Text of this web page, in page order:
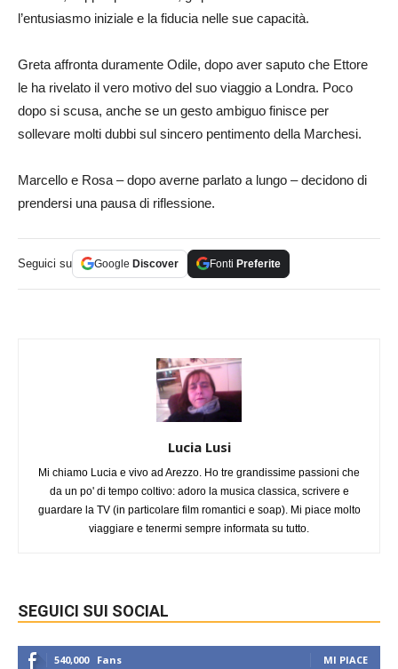
l’entusiasmo iniziale e la fiducia nelle sue capacità.
Greta affronta duramente Odile, dopo aver saputo che Ettore
le ha rivelato il vero motivo del suo viaggio a Londra. Poco
dopo si scusa, anche se un gesto ambiguo finisce per
sollevare molti dubbi sul sincero pentimento della Marchesi.
Marcello e Rosa – dopo averne parlato a lungo – decidono di
prendersi una pausa di riflessione.
Seguici su Google Discover Fonti Preferite
Lucia Lusi
Mi chiamo Lucia e vivo ad Arezzo. Ho tre grandissime passioni che
da un po' di tempo coltivo: adoro la musica classica, scrivere e
guardare la TV (in particolare film romantici e soap). Mi piace molto
viaggiare e tenermi sempre informata su tutto.
SEGUICI SUI SOCIAL
540,000 Fans MI PIACE